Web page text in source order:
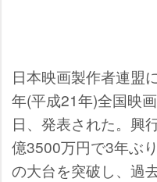
日本映画製作者連盟
年(平成21年)全国映
日、発表された。興
億3500万円で3年ぶ
の大台を突破し、過